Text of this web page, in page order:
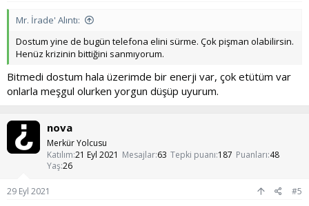
Mr. İrade' Alıntı:
Dostum yine de bugün telefona elini sürme. Çok pişman olabilirsin.
Henüz krizinin bittiğini sanmıyorum.
Bitmedi dostum hala üzerimde bir enerji var, çok etütüm var
onlarla meşgul olurken yorgun düşüp uyurum.
nova
Merkür Yolcusu
Katılım 21 Eyl 2021 Mesajlar 63 Tepki puanı 187 Puanları 48
Yaş 26
29 Eyl 2021 #5